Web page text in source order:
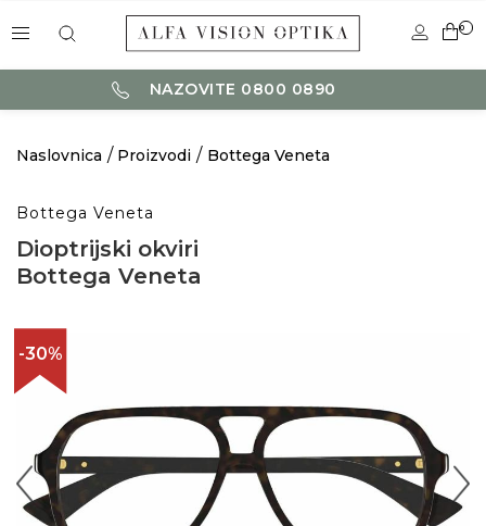
0
NAZOVITE 0800 0890
Naslovnica Proizvodi Bottega Veneta
Bottega Veneta
Dioptrijski okviri
Bottega Veneta
-30%